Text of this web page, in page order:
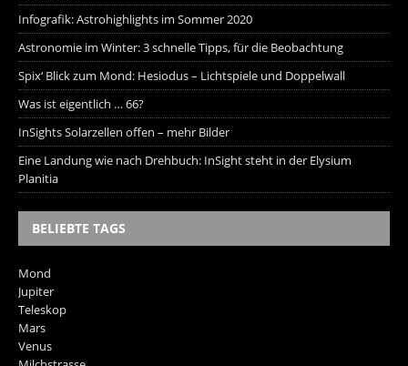
Infografik: Astrohighlights im Sommer 2020
Astronomie im Winter: 3 schnelle Tipps, für die Beobachtung
Spix‘ Blick zum Mond: Hesiodus – Lichtspiele und Doppelwall
Was ist eigentlich … 66?
InSights Solarzellen offen – mehr Bilder
Eine Landung wie nach Drehbuch: InSight steht in der Elysium
Planitia
BELIEBTE TAGS
Mond
Jupiter
Teleskop
Mars
Venus